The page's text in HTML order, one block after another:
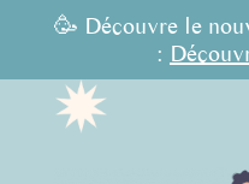
🥳 Découvre le
: